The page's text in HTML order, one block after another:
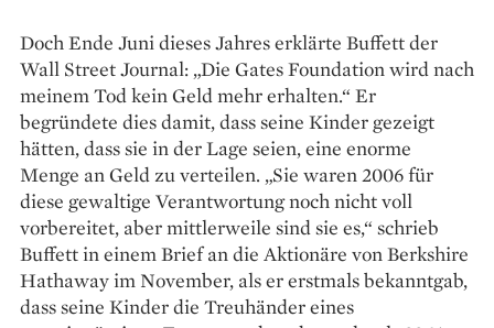
Doch Ende Juni dieses Jahres erklärte Buffett der
Wall Street Journal: „Die Gates Foundation wird nach
meinem Tod kein Geld mehr erhalten.“ Er
begründete dies damit, dass seine Kinder gezeigt
hätten, dass sie in der Lage seien, eine enorme
Menge an Geld zu verteilen. „Sie waren 2006 für
diese gewaltige Verantwortung noch nicht voll
vorbereitet, aber mittlerweile sind sie es,“ schrieb
Buffett in einem Brief an die Aktionäre von Berkshire
Hathaway im November, als er erstmals bekanntgab,
dass seine Kinder die Treuhänder eines